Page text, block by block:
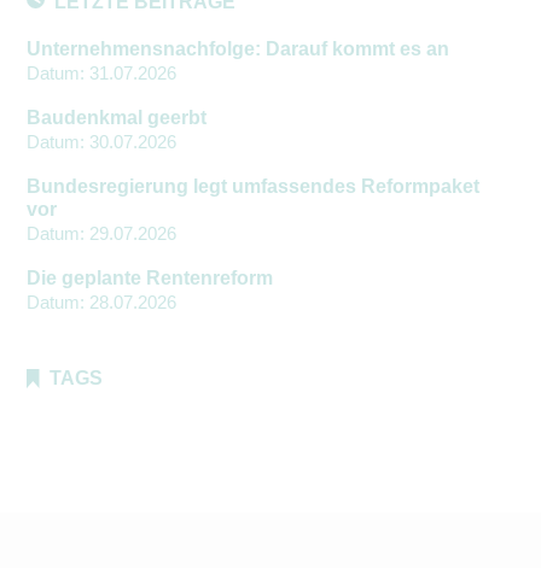
Unternehmensnachfolge: Darauf kommt es an
Datum: 31.07.2026
Baudenkmal geerbt
Datum: 30.07.2026
Bundesregierung legt umfassendes Reformpaket
vor
Datum: 29.07.2026
Die geplante Rentenreform
Datum: 28.07.2026
TAGS